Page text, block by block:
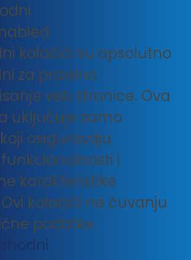
kolačići su apsolutno
za pravilno
veb stranice. Ova
uključuje samo
osiguravaju
i
karakteristike
kolačići ne čuvanju
podatke.